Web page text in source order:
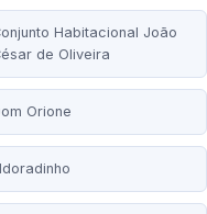
Habitacional João
de Oliveira
Orione